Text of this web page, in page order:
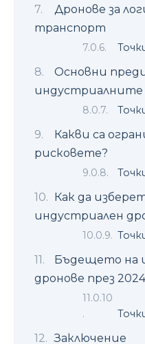
Дронове за
транспорт
Основни
индустриалните
Какви са
рисковете?
Как да
индустриален
Бъдещето на
дронове през
Заключение